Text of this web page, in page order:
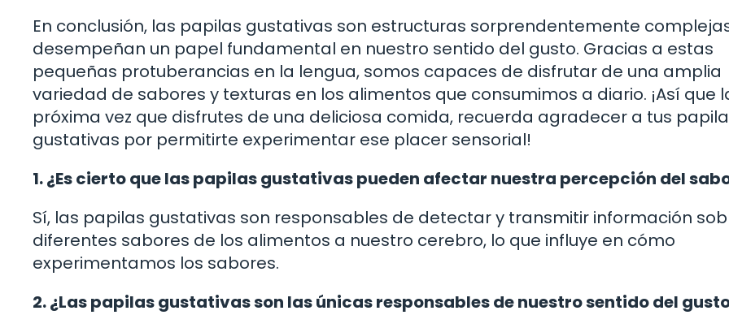
En conclusión, las papilas gustativas son estructuras sorprendentemente
desempeñan un papel fundamental en nuestro sentido del gusto. Gracias a estas
pequeñas protuberancias en la lengua, somos capaces de disfrutar de una amplia
variedad de sabores y texturas en los alimentos que consumimos a diario. ¡Así que
próxima vez que disfrutes de una deliciosa comida, recuerda agradecer a tus
gustativas por permitirte experimentar ese placer sensorial!
1. ¿Es cierto que las papilas gustativas pueden afectar nuestra percepción del
Sí, las papilas gustativas son responsables de detectar y transmitir información
diferentes sabores de los alimentos a nuestro cerebro, lo que influye en cómo
experimentamos los sabores.
2. ¿Las papilas gustativas son las únicas responsables de nuestro sentido del